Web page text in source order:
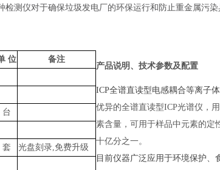
测仪对于确保垃圾发电厂的环保运行和防止重金属污染
位
备注
台
套 光盘刻录,免费升级
产品说明、技术参数及配置
ICP全谱直读型电感耦合等离子
优异的全谱直读型ICP光谱仪，
素含量，可用于样品中元素的定
十亿分之一。
目前仪器广泛应用于环境保护、